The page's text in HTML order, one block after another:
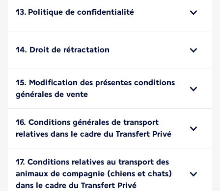
13. Politique de confidentialité
14. Droit de rétractation
15. Modification des présentes conditions
générales de vente
16. Conditions générales de transport
relatives dans le cadre du Transfert Privé
17. Conditions relatives au transport des
animaux de compagnie (chiens et chats)
dans le cadre du Transfert Privé